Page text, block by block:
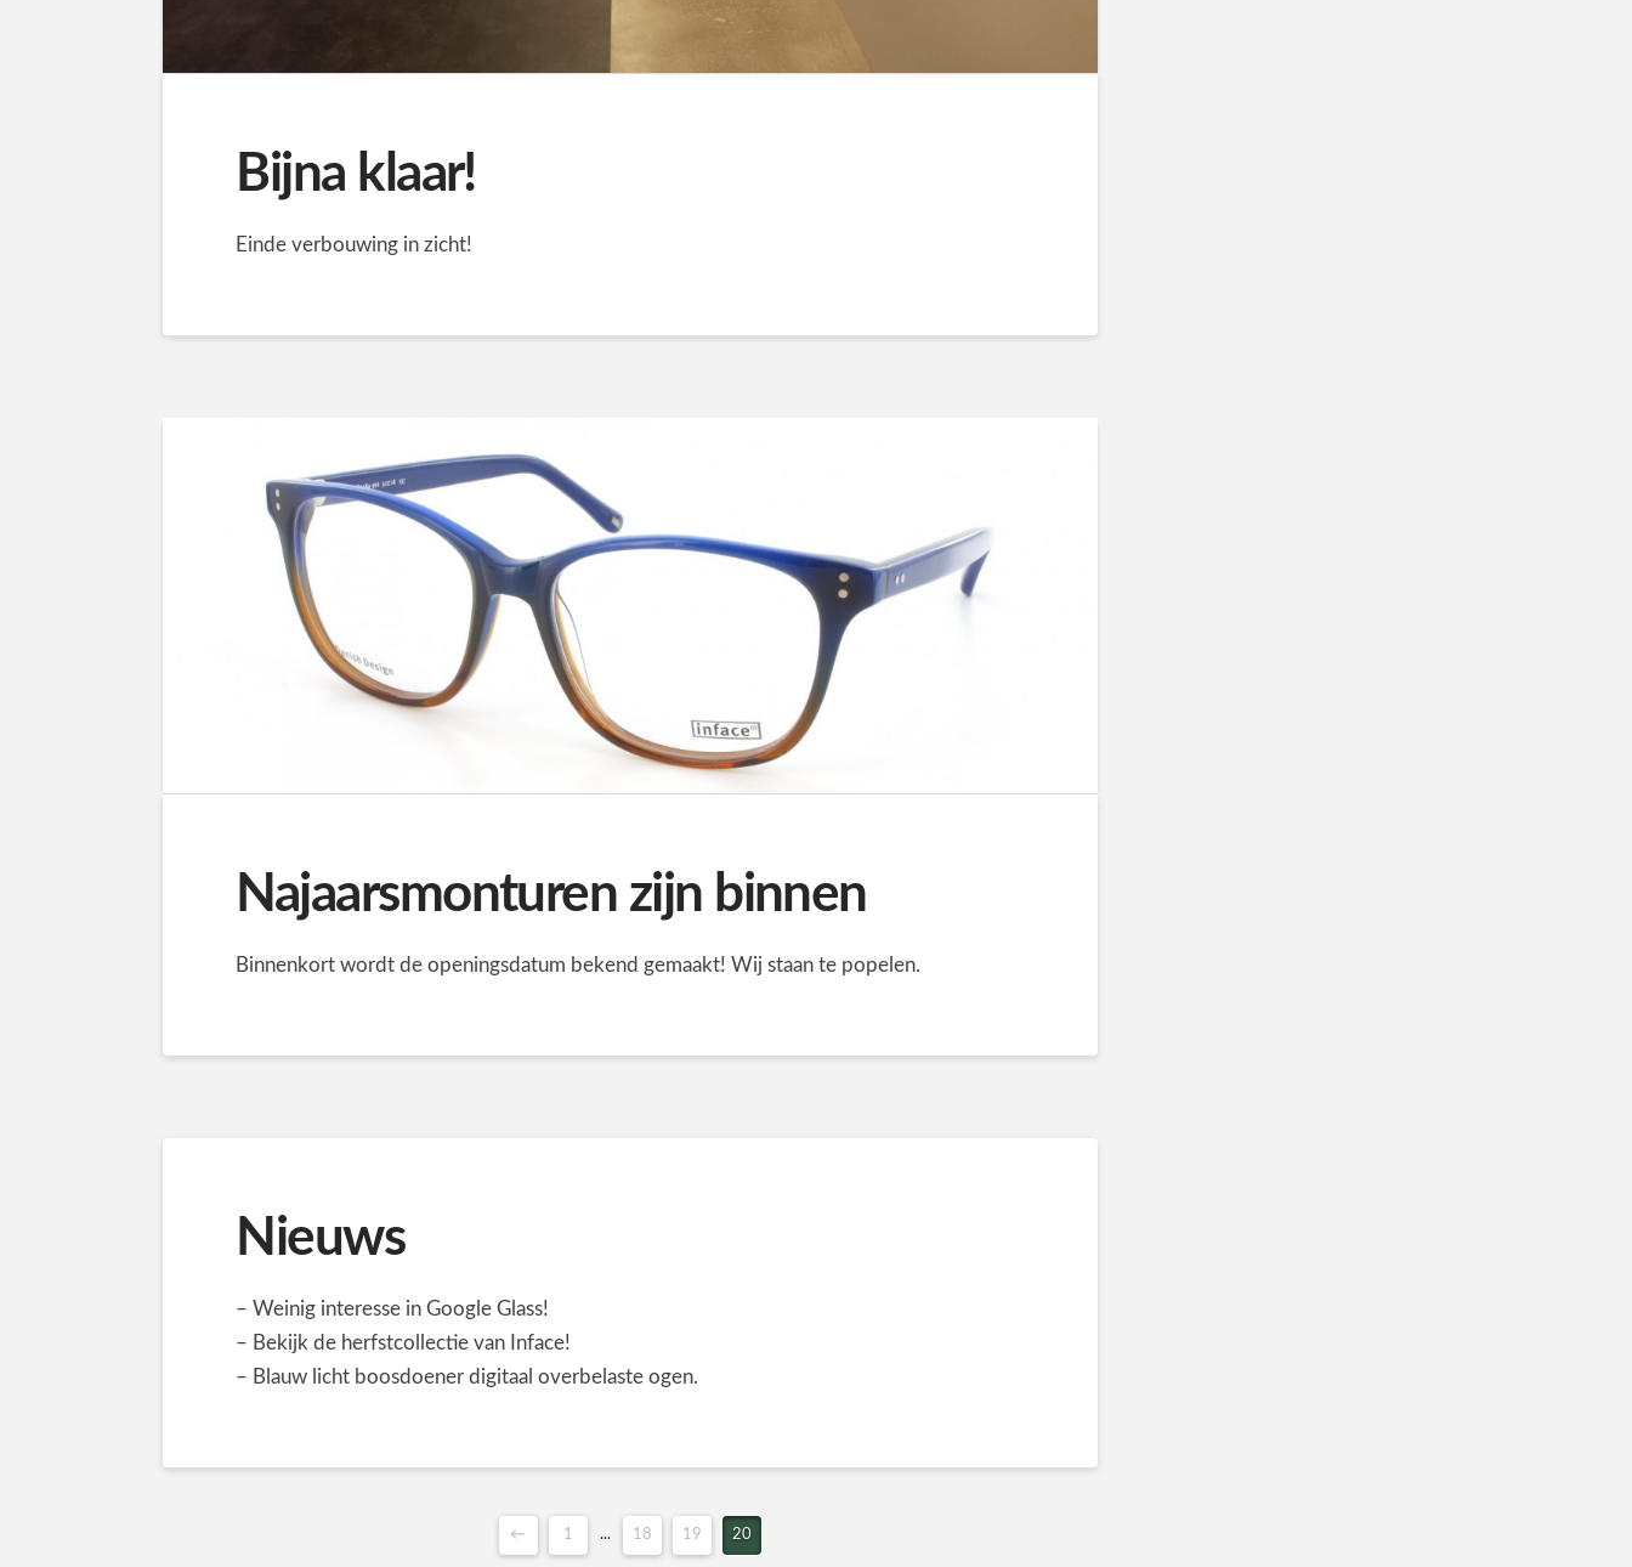
Bijna klaar!
Einde verbouwing in zicht!
Najaarsmonturen zijn binnen
Binnenkort wordt de openingsdatum bekend gemaakt! Wij staan te popelen.
Nieuws
– Weinig interesse in Google Glass!
– Bekijk de herfstcollectie van Inface!
– Blauw licht boosdoener digitaal overbelaste ogen.
← 1 ... 18 19 20